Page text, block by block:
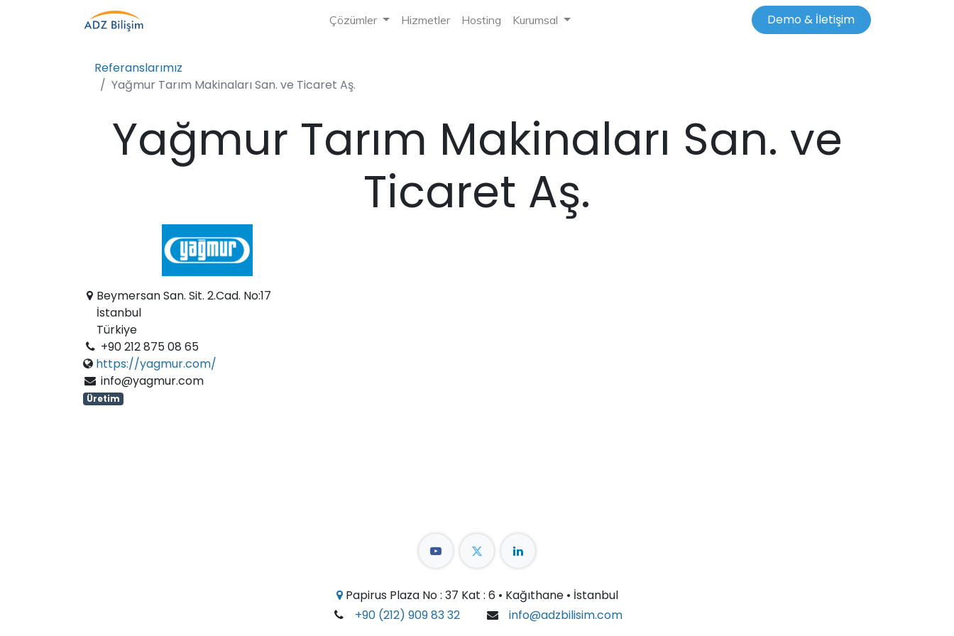
Çözümler Hizmetler Hosting Kurumsal Demo & İletişim
Referanslarımız
Yağmur Tarım Makinaları San. ve Ticaret Aş.
Yağmur Tarım Makinaları San. ve
Ticaret Aş.
Beymersan San. Sit. 2.Cad. No:17
İstanbul
Türkiye
+90 212 875 08 65
https://yagmur.com/
info@yagmur.com
Üretim
Papirus Plaza No : 37 Kat : 6 • Kağıthane • İstanbul
+90 (212) 909 83 32
info@adzbilisim.com